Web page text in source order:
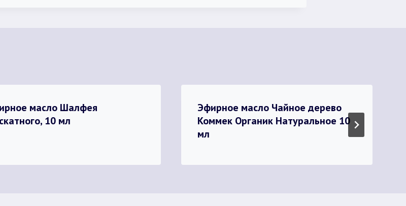
масло Шалфея
10 мл
Эфирное масло Чайное дерево
Коммек Органик Натуральное 10
мл